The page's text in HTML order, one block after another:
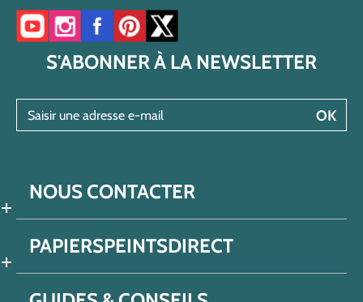
Accéder à notre chaîne YouTube
Accéder à notre compte Instagram
Accéder à notre page Facebook
Accéder à notre compte Pinterest
Accéder à notre compte Twitter/X
S'ABONNER À LA NEWSLETTER
OK
NOUS CONTACTER
PAPIERSPEINTSDIRECT